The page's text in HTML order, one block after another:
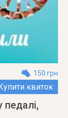
150 грн
квиток
педалі,